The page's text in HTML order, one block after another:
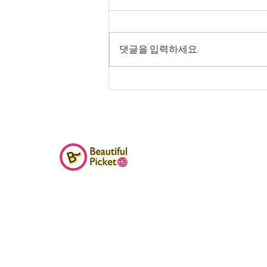
댓글을 입력하세요.